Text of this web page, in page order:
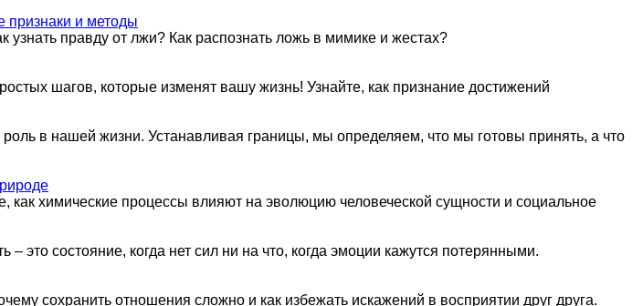
признаки и методы
правду от лжи? Как распознать ложь в мимике и жестах?
шагов, которые изменят вашу жизнь! Узнайте, как признание достижений
в нашей жизни. Устанавливая границы, мы определяем, что мы готовы принять, а что
химические процессы влияют на эволюцию человеческой сущности и социальное
состояние, когда нет сил ни на что, когда эмоции кажутся потерянными.
сохранить отношения сложно и как избежать искажений в восприятии друг друга.